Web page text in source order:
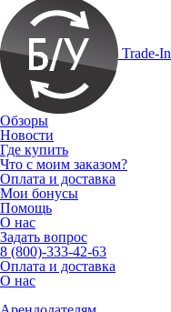
Trade-In
Обзоры
Новости
Где купить
Что с моим заказом?
Оплата и доставка
Мои бонусы
Помощь
О нас
Задать вопрос
8 (800)-333-42-63
Оплата и доставка
О нас